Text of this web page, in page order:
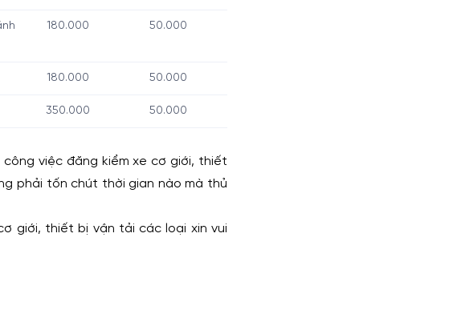
180.000 50.000
180.000 50.000
350.000 50.000
việc đăng kiểm xe cơ giới, thiết
phải tốn chút thời gian nào mà thủ
giới, thiết bị vận tải các loại xin vui